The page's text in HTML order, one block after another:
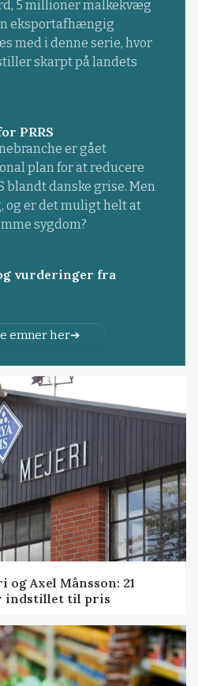
5 millioner malkekvæg
eksportafhængig
med i denne serie, hvor
skarpt på landets
PRRS
er gået
plan for at reducere
blandt danske grise. Men
og er det muligt helt at
sygdom?
vurderinger fra
emner her
Axel Månsson: 21
indstillet til pris